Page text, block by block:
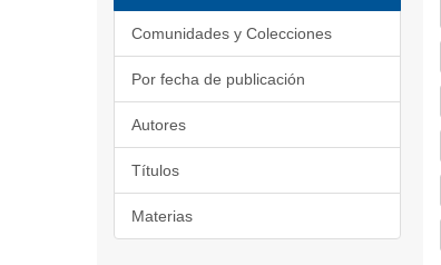
Comunidades y Colecciones
Por fecha de publicación
Autores
Títulos
Materias